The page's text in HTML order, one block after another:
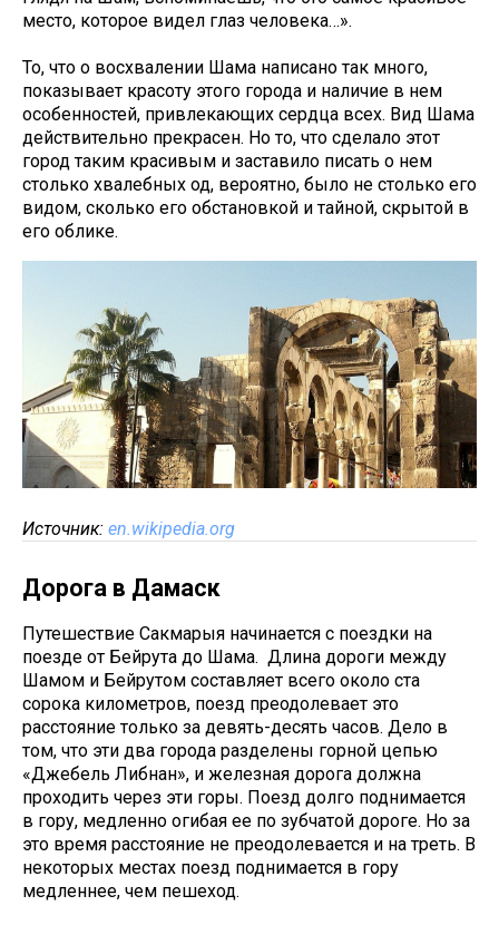
место, которое видел глаз человека…».
То, что о восхвалении Шама написано так много,
показывает красоту этого города и наличие в нем
особенностей, привлекающих сердца всех. Вид Шама
действительно прекрасен. Но то, что сделало этот
город таким красивым и заставило писать о нем
столько хвалебных од, вероятно, было не столько его
видом, сколько его обстановкой и тайной, скрытой в
его облике.
Источник: en.wikipedia.org
Дорога в Дамаск
Путешествие Сакмарыя начинается с поездки на
поезде от Бейрута до Шама. Длина дороги между
Шамом и Бейрутом составляет всего около ста
сорока километров, поезд преодолевает это
расстояние только за девять-десять часов. Дело в
том, что эти два города разделены горной цепью
«Джебель Либнан», и железная дорога должна
проходить через эти горы. Поезд долго поднимается
в гору, медленно огибая ее по зубчатой дороге. Но за
это время расстояние не преодолевается и на треть. В
некоторых местах поезд поднимается в гору
медленнее, чем пешеход.